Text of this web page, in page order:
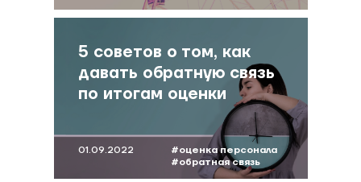
5 советов о том, как
давать обратную связь
по итогам оценки
01.09.2022
#оценка персонала
#обратная связь
#мокринская